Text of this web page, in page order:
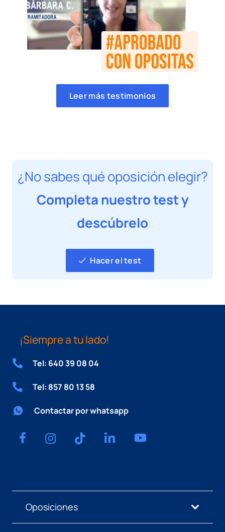
Leer más testimonios
¿No sabes qué oposición elegir?
Completa nuestro test y
descúbrelo
Hacer el test
¡Siempre a tu lado!
Tel: 640 39 08 04
Tel: 857 80 13 58
Contactar por whatsapp
Oposiciones